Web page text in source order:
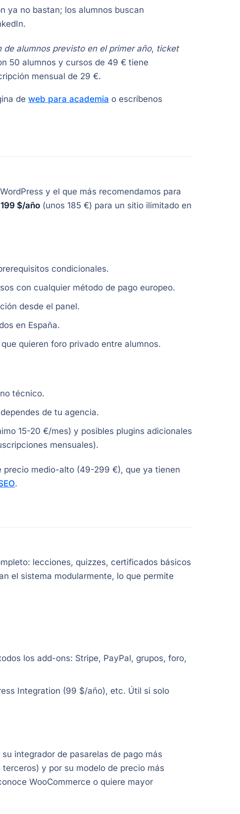
ya no bastan; los alumnos buscan
de alumnos previsto en el primer año, ticket
50 alumnos y cursos de 49 € tiene
mensual de 29 €.
de web para academia o escríbenos
y el que más recomendamos para
199 $/año (unos 185 €) para un sitio ilimitado en
condicionales.
con cualquier método de pago europeo.
desde el panel.
en España.
quieren foro privado entre alumnos.
técnico.
de tu agencia.
15-20 €/mes) y posibles plugins adicionales
mensuales).
medio-alto (49-299 €), que ya tienen
.
lecciones, quizzes, certificados básicos
el sistema modularmente, lo que permite
los add-ons: Stripe, PayPal, grupos, foro,
Integration (99 $/año), etc. Útil si solo
integrador de pasarelas de pago más
y por su modelo de precio más
WooCommerce o quiere mayor